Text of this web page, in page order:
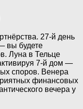
27-й день
вы будете
Луна в Тельце
7-й дом —
споров. Венера
финансовых
вечера у